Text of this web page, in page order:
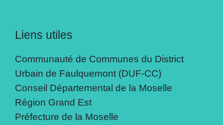
Liens utiles
Communauté de Communes du District
Urbain de Faulquemont (DUF-CC)
Conseil Départemental de la Moselle
Région Grand Est
Préfecture de la Moselle